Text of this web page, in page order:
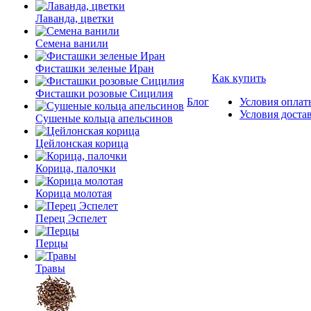
Лаванда, цветки
Семена ванили
Фисташки зеленые Иран
Фисташки розовые Сицилия
Сушеные кольца апельсинов
Цейлонская корица
Корица, палочки
Корица молотая
Перец Эспелет
Перцы
Травы
Блог
Как купить
Условия
Условия